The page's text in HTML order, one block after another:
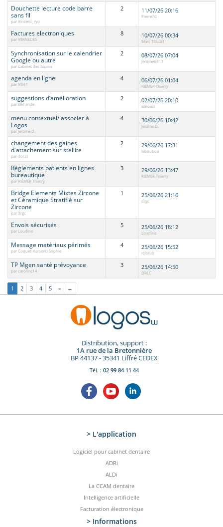
Douchette lecture code barre
sans fil
par Vincent_ryu
2 11/07/26 20:16
Pierre70
Factures electroniques
par VERNEDES
8 10/07/26 00:34
Marc TEILLET
Synchronisation sur le calendrier
Google ou autre
par Cabinet des Sapins
2 08/07/26 07:04
Jerôme6417
agenda en ligne
par VB44
4 06/07/26 01:04
RIEMER Thierry
suggestions d’amélioration
par Bell ande
2 02/07/26 20:10
Baroud
menu contextuel/ associer à
Logos
par Jerome D.
4 30/06/26 10:42
Jerome D.
changement des gaines
d'attachement sur stellite
par doczi
2 29/06/26 17:31
leboubou
Règlements patients en lignes
bureautique
par RIEMER Thierry
3 29/06/26 13:47
RIEMER Thierry
Bridge Elements Mixtes Zircone
et Céramique Stratifié sur
Zircone
par drgc
1 25/06/26 21:16
drgc
Envois sécurisés
par Loudine
5 25/06/26 18:12
Loudine
Message matériaux périmés
par Coquet-Karsenti Sophie
4 25/06/26 15:52
robrub
TP Mgen santé prévoyance
par caroline14
3 25/06/26 14:50
DRLC
1 2 3 4 5 » →
Distribution, support :
1A rue de la Bretonnière
BP 44137 - 35341 Liffré CEDEX
Tél. : 02 99 84 11 44
> L'application
Logiciel pour cabinet dentaire
ADRi
ALDi
La CCAM dentaire
Intelligence artificielle
Facturation électronique
> Informations